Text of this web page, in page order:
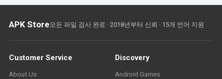
APK Store 모든 파일 검사 완료 · 2018년부터 신뢰 · 15개 언어 지원
Customer Service
About Us
Discovery
Android Games